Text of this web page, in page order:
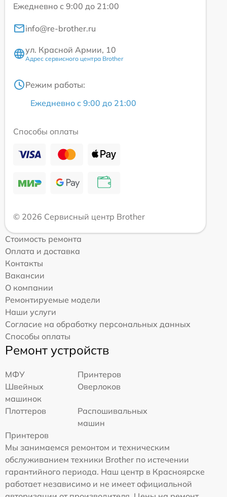
Ежедневно с 9:00 до 21:00
info@re-brother.ru
ул. Красной Армии, 10
Адрес сервисного центра Brother
Режим работы:
Ежедневно с 9:00 до 21:00
Способы оплаты
© 2026 Сервисный центр Brother
Стоимость ремонта
Оплата и доставка
Контакты
Вакансии
О компании
Ремонтируемые модели
Наши услуги
Согласие на обработку персональных данных
Способы оплаты
Ремонт устройств
МФУ
Принтеров
Швейных
машинок
Оверлоков
Плоттеров
Распошивальных
машин
Принтеров
Мы занимаемся ремонтом и техническим
обслуживанием техники Brother по истечении
гарантийного периода. Наш центр в Красноярске
работает независимо и не имеет официальной